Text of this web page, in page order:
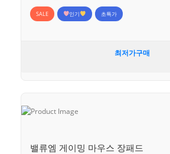
SALE 인기 초특가
최저가구매
밸류엠 게이밍 마우스 장패드